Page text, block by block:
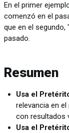
En el primer
comenzó en el
que en el segundo,
pasado.
Resumen
Usa el
relevancia en
con resultados
Usa el